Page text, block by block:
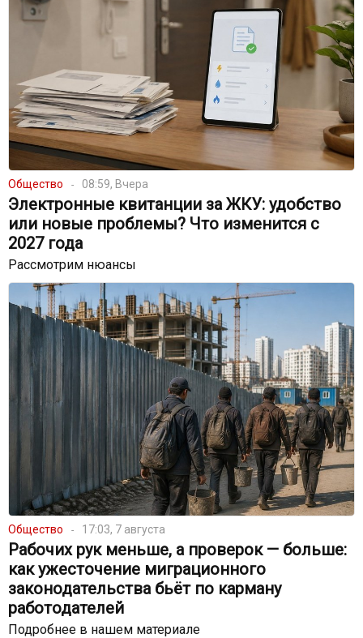
Общество 08:59, Вчера
Электронные квитанции за ЖКУ: удобство
или новые проблемы? Что изменится с
2027 года
Рассмотрим нюансы
Общество 17:03, 7 августа
Рабочих рук меньше, а проверок — больше:
как ужесточение миграционного
законодательства бьёт по карману
работодателей
Подробнее в нашем материале